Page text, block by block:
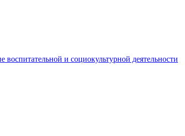
воспитательной и социокультурной деятельности